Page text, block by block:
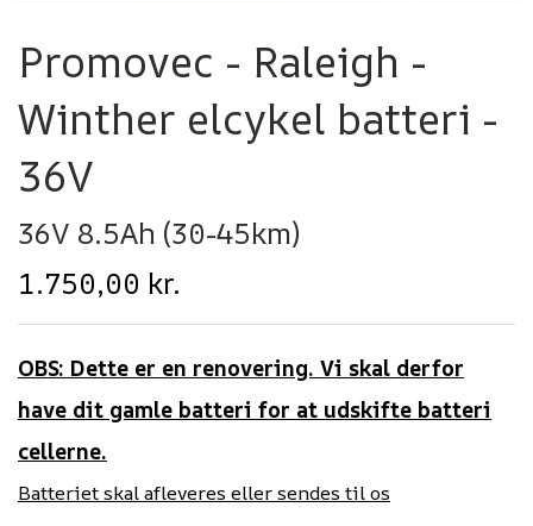
Promovec - Raleigh -
Winther elcykel batteri -
36V
36V 8.5Ah (30-45km)
1.750,00 kr.
OBS: Dette er en renovering. Vi skal derfor
have dit gamle batteri for at udskifte batteri
cellerne.
Batteriet skal afleveres eller sendes til os